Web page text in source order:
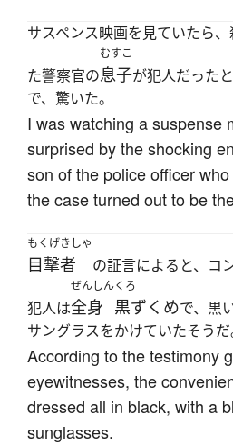
サスペンス映画を見ていたら
た警察官の
むすこ
息子が犯人だった
で、驚いた。
I was watching a suspense
surprised by the shocking
son of the police officer
the case turned out to be
もくげきしゃ
目撃者 の証言によると、コ
犯人は
ぜんしん
全身
くろ
黒ずくめで、黒
サングラスをかけていたそうだ
According to the testimony
eyewitnesses, the
dressed all in black, with a
sunglasses.